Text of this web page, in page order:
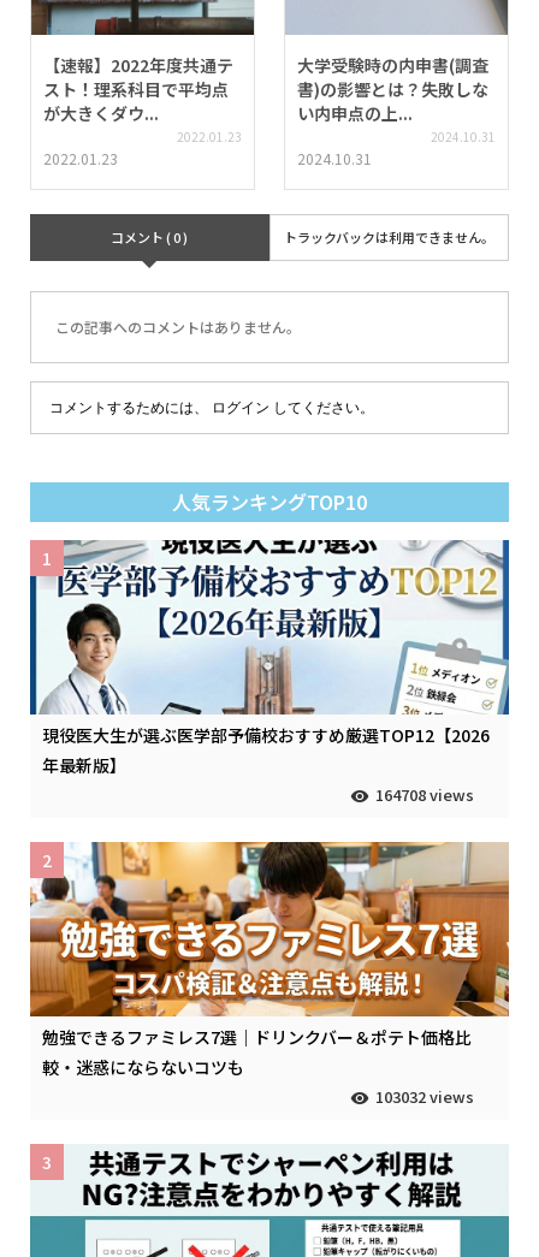
【速報】2022年度共通テ
スト！理系科目で平均点
が大きくダウ...
2022.01.23
2022.01.23
大学受験時の内申書(調査
書)の影響とは？失敗しな
い内申点の上...
2024.10.31
2024.10.31
コメント ( 0 ) トラックバックは利用できません。
この記事へのコメントはありません。
コメントするためには、 ログイン してください。
人気ランキングTOP10
現役医大生が選ぶ医学部予備校おすすめ厳選TOP12【2026
年最新版】
164708 views
1
勉強できるファミレス7選｜ドリンクバー＆ポテト価格比
較・迷惑にならないコツも
103032 views
2
3